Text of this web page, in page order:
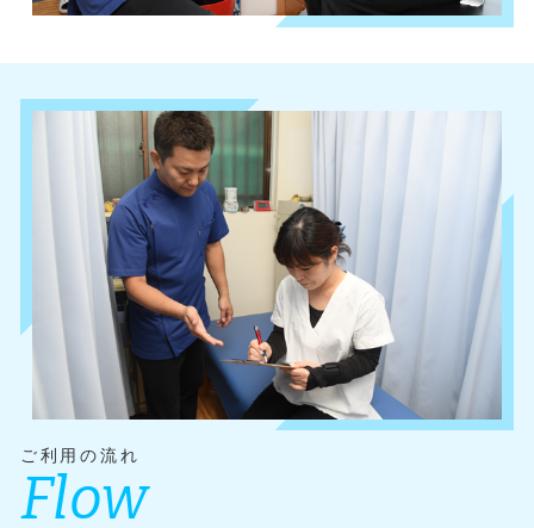
ご利用の流れ
Flow